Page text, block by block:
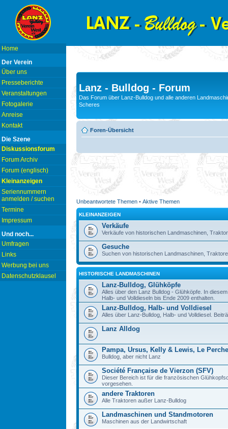
Home
Der Verein
Über uns
Presseberichte
Veranstaltungen
Fotogalerie
Anreise
Kontakt
Die Szene
Diskussionsforum
Forum Archiv
Forum (englisch)
Kleinanzeigen
Seriennummern
anmelden / suchen
Termine
Impressum
Und noch...
Umfragen
Links
Werbung bei uns
Datenschutzklausel
Lanz - Bulldog - Forum
Das Forum über Lanz-Bulldog und alle anderen
Scheres
Foren-Übersicht
Unbeantwortete Themen • Aktive Themen
KLEINANZEIGEN
Verkäufe
Verkäufe von historischen Landmaschinen,
Gesuche
Suchen von historischen Landmaschinen,
HISTORISCHE LANDMASCHINEN
Lanz-Bulldog, Glühköpfe
Alles über den Lanz Bulldog - Glühköpfe. In
Halb- und Volldieseln bis Ende 2009 enthalten.
Lanz-Bulldog, Halb- und Volldiesel
Alles über Lanz-Bulldog, Halb- und Volldiesel.
Lanz Alldog
Pampa, Ursus, Kelly & Lewis, Le
Bulldog, aber nicht Lanz
Société Française de Vierzon (SFV)
Dieser Bereich ist für die französischen
vorgesehen.
andere Traktoren
Alle Traktoren außer Lanz-Bulldog
Landmaschinen und Standmotoren
Maschinen aus der Landwirtschaft